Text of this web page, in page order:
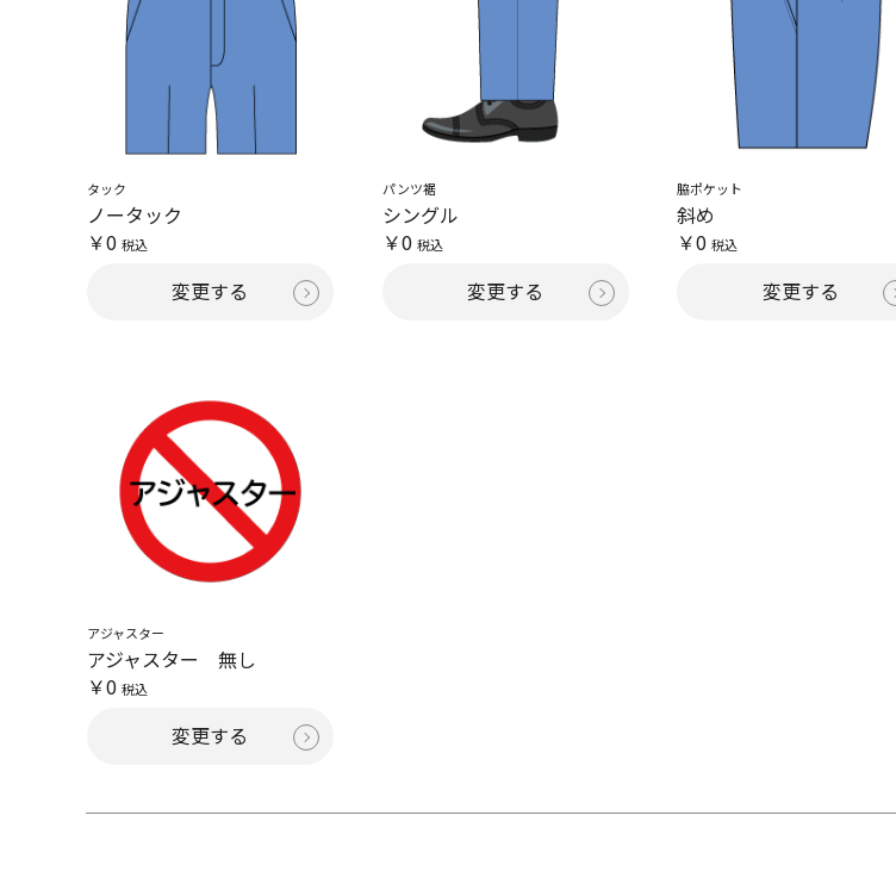
タック
ノータック
￥0 税込
変更する
パンツ裾
シングル
￥0 税込
変更する
脇ポケット
斜め
￥0税込
変更する
アジャスター
アジャスター 無し
￥0 税込
変更する